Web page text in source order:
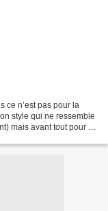
ce n’est pas pour la
style qui ne ressemble
mais avant tout pour «